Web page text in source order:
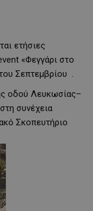
ετήσιες
«Φεγγάρι στο
Σεπτεμβρίου .
οδού Λευκωσίας–
συνέχεια
Σκοπευτήριο